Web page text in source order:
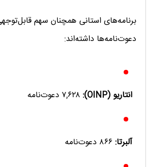
برنامه‌های استانی همچنان سهم
دعوت‌نامه‌ها داشته‌اند:
انتاریو (OINP): ۷,۶۲۸ دعوت‌نامه
آلبرتا: